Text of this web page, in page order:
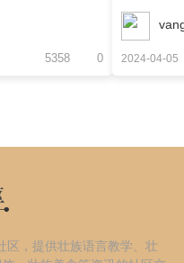
5358 0 2024-04-05
区，提供壮族语言教学、壮